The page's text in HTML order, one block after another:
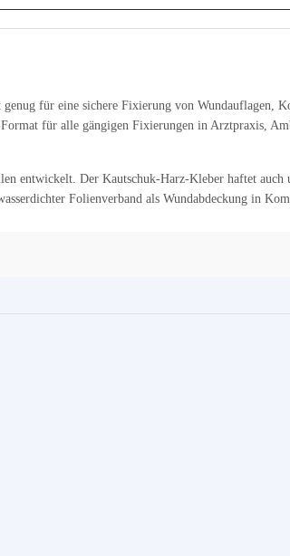
für eine sichere Fixierung von Wundauflagen,
für alle gängigen Fixierungen in Arztpraxis,
entwickelt. Der Kautschuk-Harz-Kleber haftet
Folienverband als Wundabdeckung in